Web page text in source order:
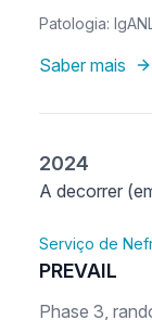
segurança do
por IgA (IgAN)
Patologia: IgAN
Saber mais
2024
A decorrer
Serviço de
PREVAIL
Phase 3,